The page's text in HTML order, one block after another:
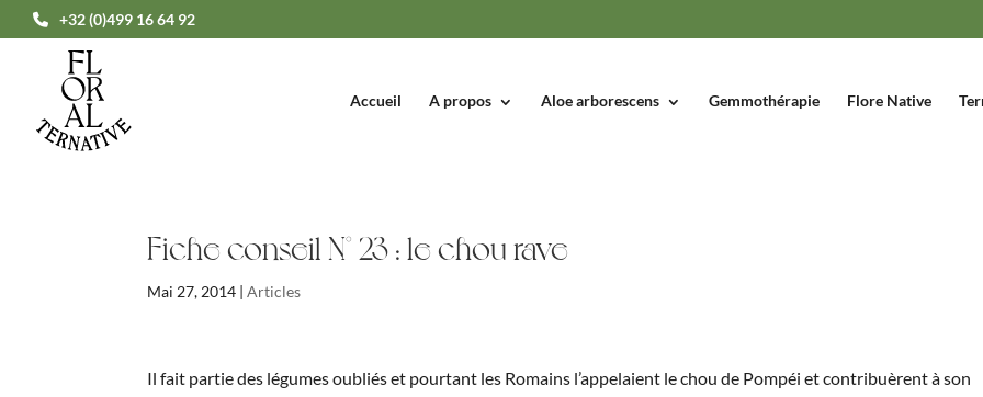
+32 (0)499 16 64 92
Accueil A propos Aloe arborescens Gemmothérapie Flore Native
Fiche conseil N° 23 : le chou rave
Mai 27, 2014 |Articles
Il fait partie des légumes oubliés et pourtant les Romains l’appelaient le chou de Pompéi et contribuèrent à son